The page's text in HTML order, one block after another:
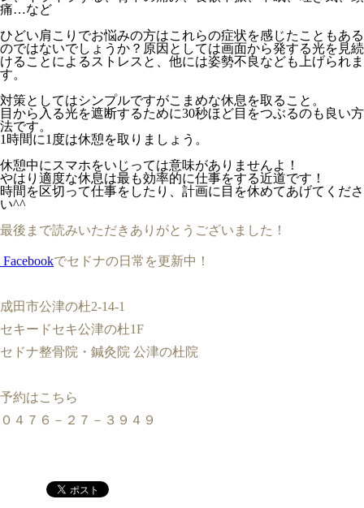
痛…など
ひどい肩こりでお悩みの方はこれらの症状を感じたこともある
のではないでしょうか？原因としては画面から発する光を見続
けることによるストレスと、他には姿勢不良なども上げられま
す。
対策としてはシンプルですがこまめな休息を取ること。
目から入る光を遮断するために30秒ほど目をつぶるのも良い方
法です。
1時間に1度は休憩を取りましょう。
休憩中にスマホをいじっては意味がありませんよ！
やはり適度な休息は最も効率的に仕事をする近道です！
時間を区切って仕事をしたり、計画に目を休めてあげてくださ
い^^
最後まで読みいただきありがとうございました！
Facebookでセドナの日常を更新中！
成田市公津の杜2-14-1
セキードセキ公津の杜1F
セドナ整骨院・鍼灸院 公津の杜院
予約はこちら
０４７６－２７－３９４９